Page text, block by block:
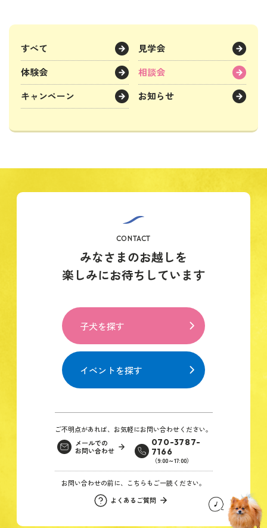
すべて
見学会
体験会
相談会
キャンペーン
お知らせ
CONTACT
みなさまのお越しを
楽しみにお待ちしています
子犬を探す
イベントを探す
ご不明点があれば、お気軽にお問い合わせください。
メールでの
お問い合わせ
070-3787-
7166
（9:00～17:00）
お問い合わせの前に、こちらもご一読ください。
よくあるご質問